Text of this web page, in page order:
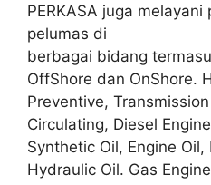
PERKASA juga
pelumas di
berbagai bidang
OffShore dan OnShore.
Preventive,
Circulating, Diesel
Synthetic Oil, Engine Oil,
Hydraulic Oil. Gas